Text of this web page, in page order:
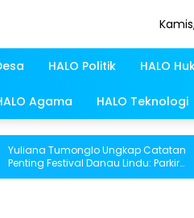
HALO Politik HALO
Agama HALO Teknologi
Tumonglo Ungkap Catatan
Festival Danau Lindu: Parkir
Toilet Harus Jadi Prioritas